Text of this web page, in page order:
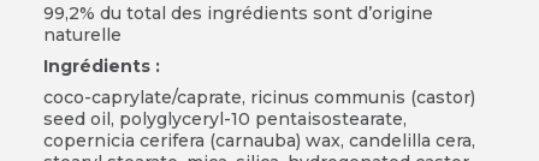
99,2% du total des ingrédients sont d’origine
naturelle
Ingrédients :
coco-caprylate/caprate, ricinus communis (castor)
seed oil, polyglyceryl-10 pentaisostearate,
copernicia cerifera (carnauba) wax, candelilla cera,